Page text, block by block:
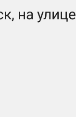
на улице